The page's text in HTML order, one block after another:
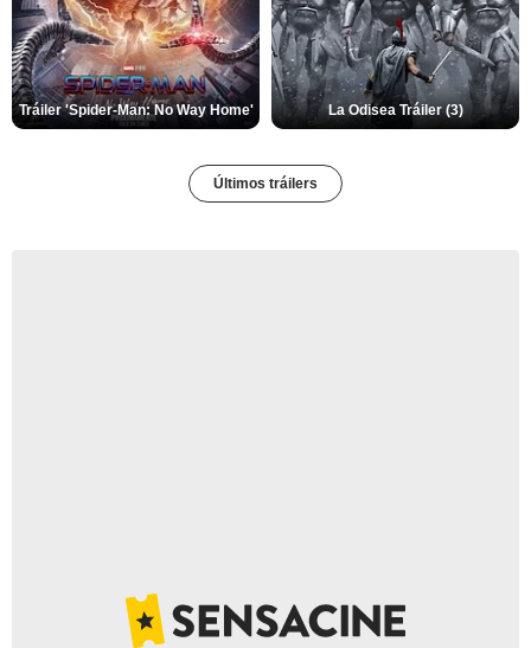
Tráiler 'Spider-Man: No Way Home' La Odisea Tráiler (3)
Últimos tráilers